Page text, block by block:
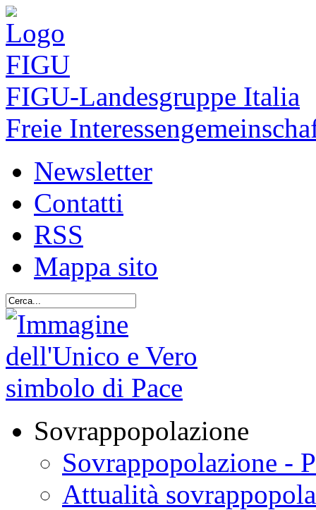
FIGU-Landesgruppe Italia
Freie
Newsletter
Contatti
RSS
Mappa sito
Sovrappopolazione
Sovrappopolazione -
Attualità